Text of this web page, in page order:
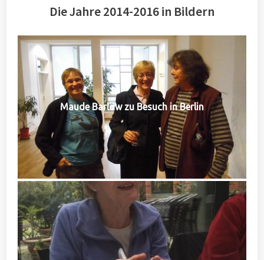
Die Jahre 2014-2016 in Bildern
Maude Barlow zu Besuch in Berlin